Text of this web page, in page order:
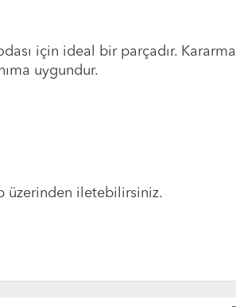
için ideal bir parçadır. Kararma
uygundur.
üzerinden iletebilirsiniz.